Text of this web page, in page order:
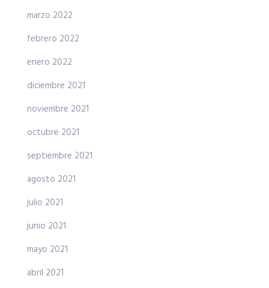
marzo 2022
febrero 2022
enero 2022
diciembre 2021
noviembre 2021
octubre 2021
septiembre 2021
agosto 2021
julio 2021
junio 2021
mayo 2021
abril 2021